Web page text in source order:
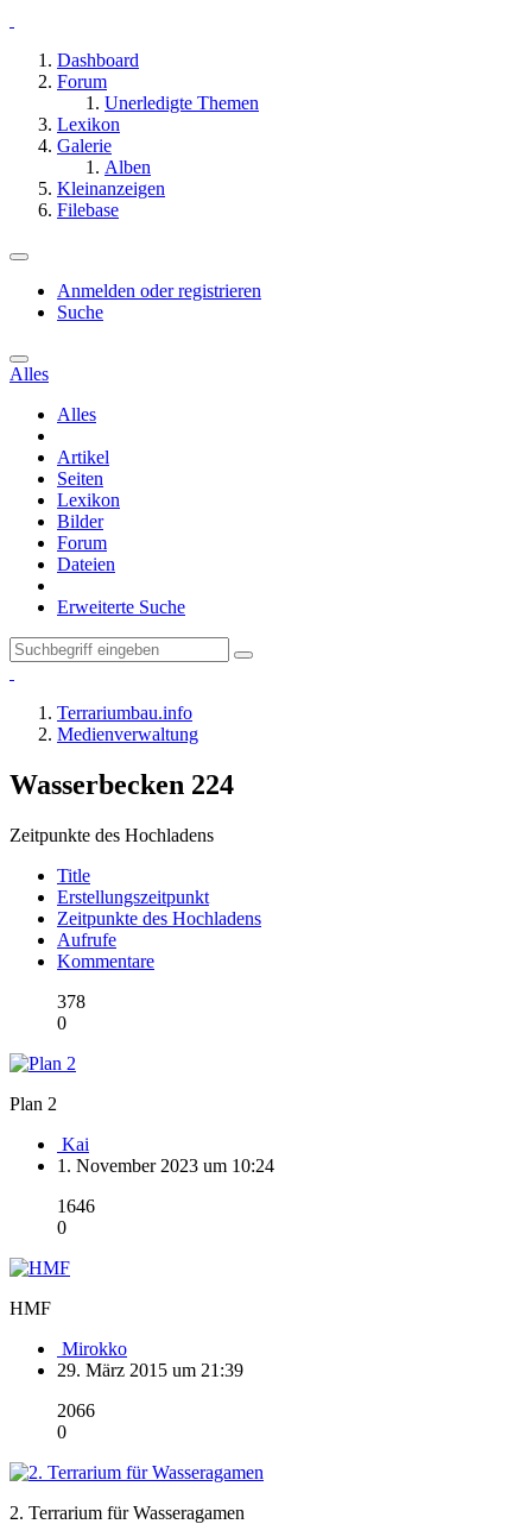
Dashboard
Forum
Unerledigte Themen
Lexikon
Galerie
Alben
Kleinanzeigen
Filebase
Anmelden oder registrieren
Suche
Alles
Alles
Artikel
Seiten
Lexikon
Bilder
Forum
Dateien
Erweiterte Suche
Terrariumbau.info
Medienverwaltung
Wasserbecken 224
Zeitpunkte des Hochladens
Title
Erstellungszeitpunkt
Zeitpunkte des Hochladens
Aufrufe
Kommentare
378
0
Plan 2
Kai
1. November 2023 um 10:24
1646
0
HMF
Mirokko
29. März 2015 um 21:39
2066
0
2. Terrarium für Wasseragamen